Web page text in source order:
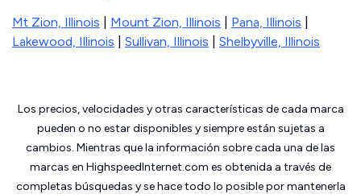
Mt Zion, Illinois Mount Zion, Illinois Pana, Illinois
Lakewood, Illinois
Sullivan, Illinois Shelbyville, Illinois
Los precios, velocidades y otras características de cada marca
pueden o no estar disponibles y siempre están sujetas a
cambios. Mientras que la información sobre cada una de las
marcas en HighspeedInternet.com es obtenida a través de
completas búsquedas y se hace todo lo posible por mantenerla